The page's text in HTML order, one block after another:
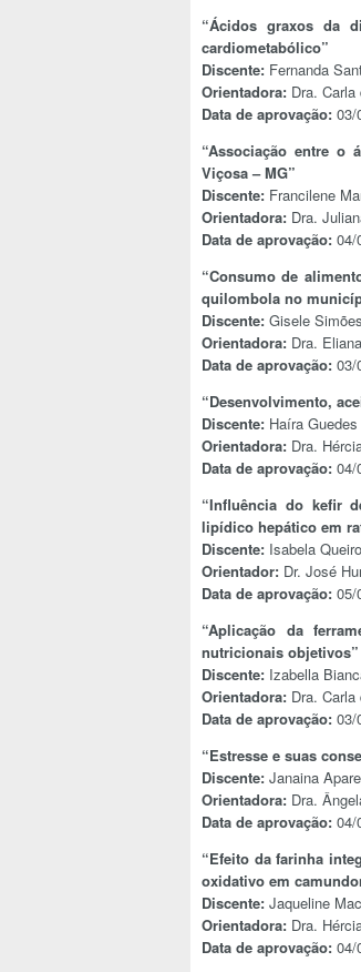
“Ácidos graxos da
cardiometabólico”
Discente: Fernanda
Orientadora: Dra.
Data de aprovação: 03/
“Associação entre o
Viçosa – MG”
Discente: Francilene
Orientadora: Dra.
Data de aprovação: 04/
“Consumo de
quilombola no
Discente: Gisele
Orientadora: Dra.
Data de aprovação: 03/
“Desenvolvimento,
Discente: Haíra
Orientadora: Dra.
Data de aprovação: 04/
“Influência do kefir
lipídico hepático em
Discente: Isabela
Orientador: Dr. José
Data de aprovação: 05/
“Aplicação da
nutricionais objetivos”
Discente: Izabella
Orientadora: Dra.
Data de aprovação: 03/
“Estresse e suas
Discente: Janaina
Orientadora: Dra.
Data de aprovação: 04/
“Efeito da farinha
oxidativo em
Discente: Jaqueline
Orientadora: Dra.
Data de aprovação: 04/